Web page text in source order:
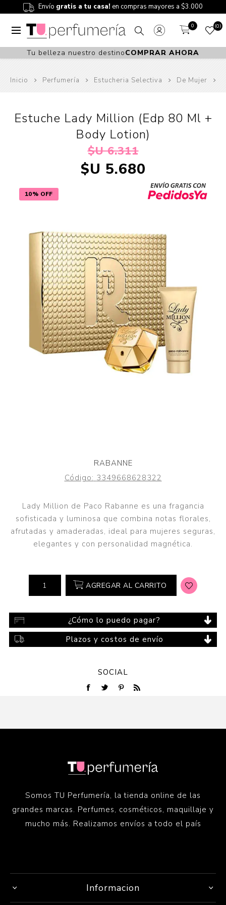
Envío gratis a tu casa! en compras mayores a $3.000
0 0
Tu belleza nuestro destinoCOMPRAR AHORA
Inicio Perfumería Estucheria Selectiva De Mujer
10% OFF
Estuche Lady Million (Edp 80 Ml +
Body Lotion)
$U 6.311
$U 5.680
RABANNE
Código: 3349668628322
Lady Million de Paco Rabanne es una fragancia
sofisticada y luminosa que combina notas florales,
afrutadas y amaderadas, ideal para mujeres seguras,
elegantes y con personalidad magnética.
AGREGAR AL CARRITO
¿Cómo lo puedo pagar?
Plazos y costos de envío
SOCIAL
Somos TU Perfumería, la tienda online de las
grandes marcas. Perfumes, cosméticos, maquillaje y
mucho más. Realizamos envíos a todo el país
Informacion